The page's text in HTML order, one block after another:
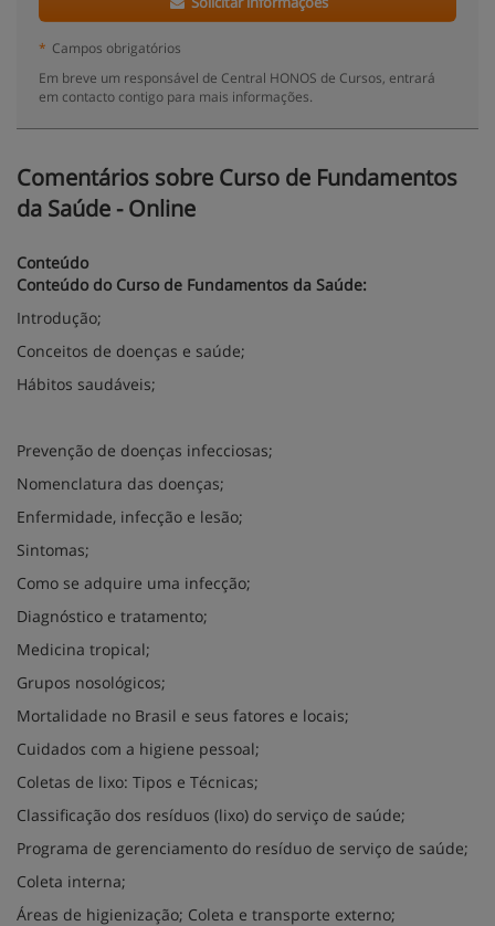
* Campos obrigatórios
Em breve um responsável de Central HONOS de Cursos, entrará
em contacto contigo para mais informações.
Comentários sobre Curso de Fundamentos
da Saúde - Online
Conteúdo
Conteúdo do Curso de Fundamentos da Saúde:
Introdução;
Conceitos de doenças e saúde;
Hábitos saudáveis;
Prevenção de doenças infecciosas;
Nomenclatura das doenças;
Enfermidade, infecção e lesão;
Sintomas;
Como se adquire uma infecção;
Diagnóstico e tratamento;
Medicina tropical;
Grupos nosológicos;
Mortalidade no Brasil e seus fatores e locais;
Cuidados com a higiene pessoal;
Coletas de lixo: Tipos e Técnicas;
Classificação dos resíduos (lixo) do serviço de saúde;
Programa de gerenciamento do resíduo de serviço de saúde;
Coleta interna;
Áreas de higienização; Coleta e transporte externo;